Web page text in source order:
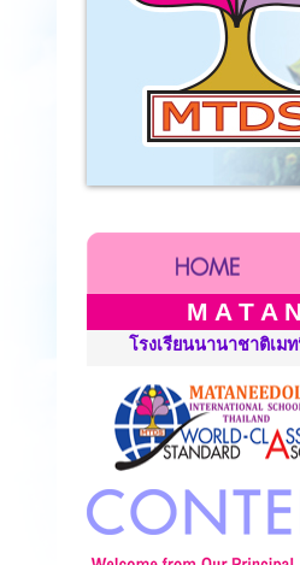
M A T A
ไทย เปิดสอนระดับ เนอร์สเซอรี่ อนุ